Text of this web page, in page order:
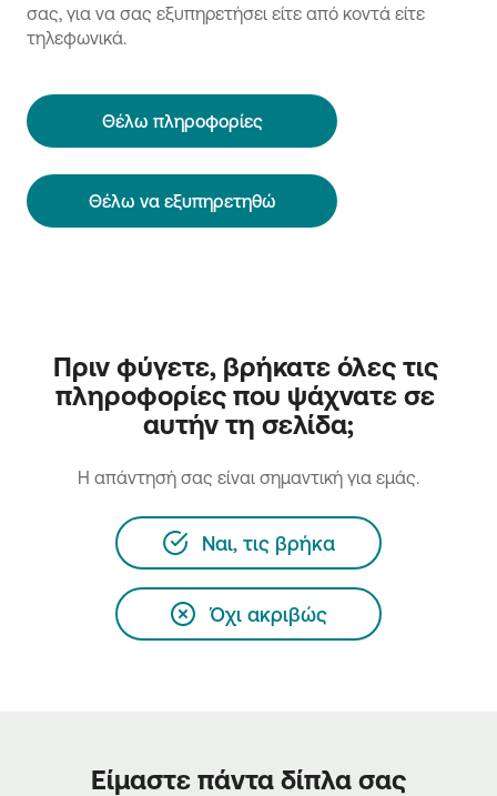
σας, για να σας εξυπηρετήσει είτε από κοντά είτε
τηλεφωνικά.
Θέλω πληροφορίες
Θέλω να εξυπηρετηθώ
Πριν φύγετε, βρήκατε όλες τις
πληροφορίες που ψάχνατε σε
αυτήν τη σελίδα;
H απάντησή σας είναι σημαντική για εμάς.
Ναι, τις βρήκα
Όχι ακριβώς
Είμαστε πάντα δίπλα σας